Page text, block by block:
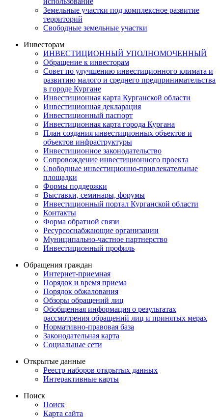
Земельные участки под комплексное развитие
территорий
Свободные земельные участки
Инвесторам
ИНВЕСТИЦИОННЫЙ УПОЛНОМОЧЕННЫЙ
Обращение к инвесторам
Совет по улучшению инвестиционного климата и
развитию малого и среднего предпринимательства
в городе Кургане
Инвестиционная карта Курганской области
Инвестиционная декларация
Инвестиционный паспорт
Инвестиционная карта города Кургана
План создания инвестиционных объектов и
объектов инфраструктуры
Инвестиционное законодательство
Сопровождение инвестиционного проекта
Свободные инвестиционно-привлекательные
площадки
Формы поддержки
Выставки, семинары, форумы
Инвестиционный портал Курганской области
Контакты
Форма обратной связи
Ресурсоснабжающие организации
Муниципально-частное партнерство
Инвестиционный профиль
Обращения граждан
Интернет-приемная
Порядок и время приема
Порядок обжалования
Обзоры обращений лиц
Обобщенная информация о результатах
рассмотрения обращений лиц и принятых мерах
Нормативно-правовая база
Законодательная карта
Социальные сети
Открытые данные
Реестр наборов открытых данных
Интерактивные карты
Поиск
Поиск
Карта сайта